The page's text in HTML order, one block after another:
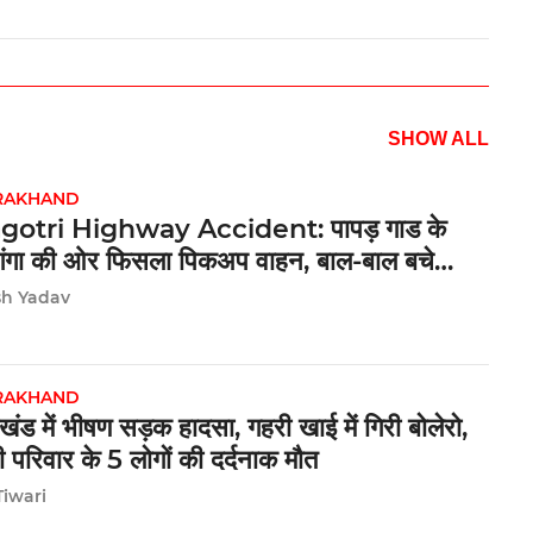
SHOW ALL
Highway Accident: पापड़ गाड के
की ओर फिसला पिकअप वाहन, बाल-बाल बचे
Yadav
में भीषण सड़क हादसा, गहरी खाई में गिरी बोलेरो,
परिवार के 5 लोगों की दर्दनाक मौत